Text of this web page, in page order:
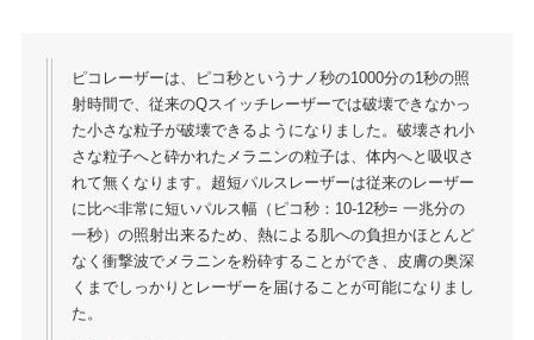
ピコレーザーは、ピコ秒というナノ秒の1000分の1秒の照
射時間で、従来のQスイッチレーザーでは破壊できなかっ
た小さな粒子が破壊できるようになりました。破壊され小
さな粒子へと砕かれたメラニンの粒子は、体内へと吸収さ
れて無くなります。超短パルスレーザーは従来のレーザー
に比べ非常に短いパルス幅（ピコ秒：10-12秒= 一兆分の
一秒）の照射出来るため、熱による肌への負担かほとんど
なく衝撃波でメラニンを粉砕することができ、皮膚の奥深
くまでしっかりとレーザーを届けることが可能になりまし
た。